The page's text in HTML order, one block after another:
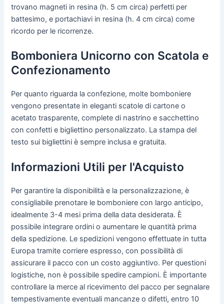
trovano magneti in resina (h. 5 cm circa) perfetti per
battesimo, e portachiavi in resina (h. 4 cm circa) come
ricordo per le ricorrenze.
Bomboniera Unicorno con Scatola e
Confezionamento
Per quanto riguarda la confezione, molte bomboniere
vengono presentate in eleganti scatole di cartone o
acetato trasparente, complete di nastrino e sacchettino
con confetti e bigliettino personalizzato. La stampa del
testo sui bigliettini è sempre inclusa e gratuita.
Informazioni Utili per l'Acquisto
Per garantire la disponibilità e la personalizzazione, è
consigliabile prenotare le bomboniere con largo anticipo,
idealmente 3-4 mesi prima della data desiderata. È
possibile integrare ordini o aumentare le quantità prima
della spedizione. Le spedizioni vengono effettuate in tutta
Europa tramite corriere espresso, con possibilità di
assicurare il pacco con un costo aggiuntivo. Per questioni
logistiche, non è possibile spedire campioni. È importante
controllare la merce al ricevimento del pacco per segnalare
tempestivamente eventuali mancanze o difetti, entro 10